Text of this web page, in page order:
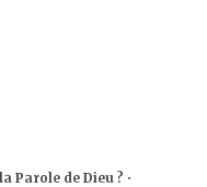
Parole de Dieu ? •